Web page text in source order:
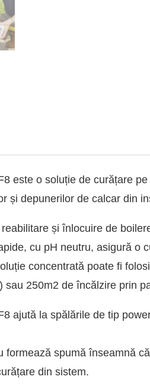
este o soluție de curățare
și depunerilor de calcar din
și înlocuire de
cu pH neutru, asigură o
concentrată poate fi
sau 250m2 de încălzire prin
ajută la spălările de tip
formează spumă înseamnă
din sistem.